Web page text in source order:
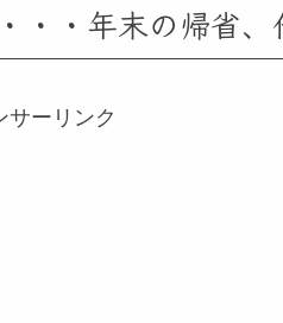
・年末の帰省、
サーリンク